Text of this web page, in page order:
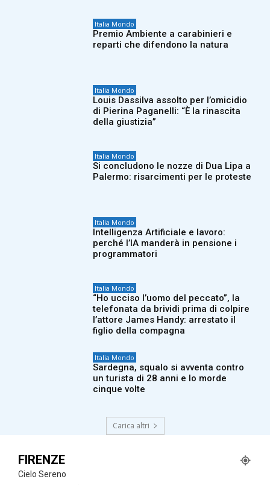
Italia Mondo
Premio Ambiente a carabinieri e
reparti che difendono la natura
Italia Mondo
Louis Dassilva assolto per l’omicidio
di Pierina Paganelli: “È la rinascita
della giustizia”
Italia Mondo
Si concludono le nozze di Dua Lipa a
Palermo: risarcimenti per le proteste
Italia Mondo
Intelligenza Artificiale e lavoro:
perché l’IA manderà in pensione i
programmatori
Italia Mondo
“Ho ucciso l’uomo del peccato”, la
telefonata da brividi prima di colpire
l’attore James Handy: arrestato il
figlio della compagna
Italia Mondo
Sardegna, squalo si avventa contro
un turista di 28 anni e lo morde
cinque volte
Carica altri
FIRENZE
Cielo Sereno